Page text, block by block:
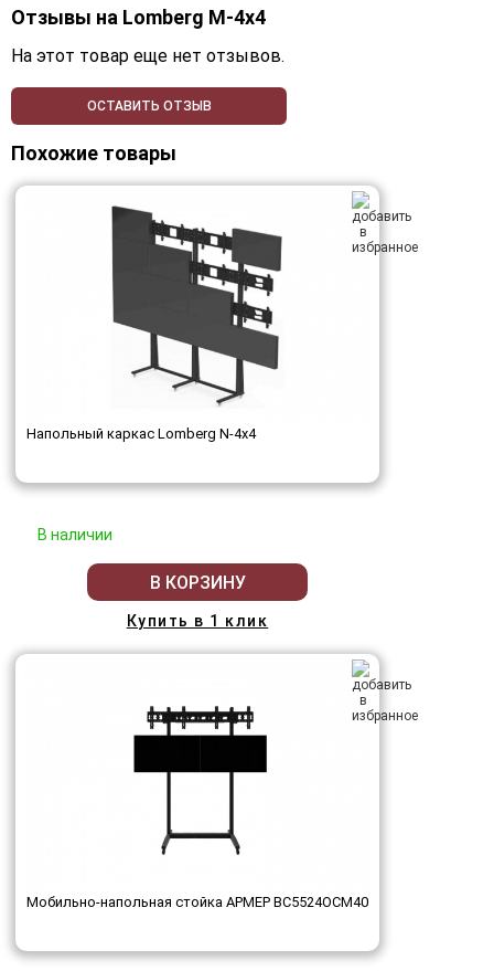
Отзывы на Lomberg M-4х4
На этот товар еще нет отзывов.
ОСТАВИТЬ ОТЗЫВ
Похожие товары
Напольный каркас Lomberg N-4х4
В наличии
В КОРЗИНУ
Купить в 1 клик
Мобильно-напольная стойка АРМЕР ВС5524ОСМ40